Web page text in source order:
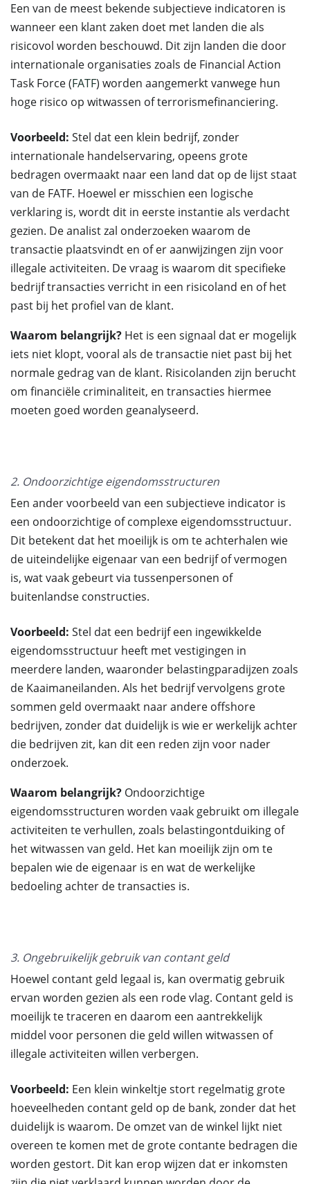
Een van de meest bekende subjectieve indicatoren is
wanneer een klant zaken doet met landen die als
risicovol worden beschouwd. Dit zijn landen die door
internationale organisaties zoals de Financial Action
Task Force (FATF) worden aangemerkt vanwege hun
hoge risico op witwassen of terrorismefinanciering.
Voorbeeld: Stel dat een klein bedrijf, zonder
internationale handelservaring, opeens grote
bedragen overmaakt naar een land dat op de lijst staat
van de FATF. Hoewel er misschien een logische
verklaring is, wordt dit in eerste instantie als verdacht
gezien. De analist zal onderzoeken waarom de
transactie plaatsvindt en of er aanwijzingen zijn voor
illegale activiteiten. De vraag is waarom dit specifieke
bedrijf transacties verricht in een risicoland en of het
past bij het profiel van de klant.
Waarom belangrijk? Het is een signaal dat er mogelijk
iets niet klopt, vooral als de transactie niet past bij het
normale gedrag van de klant. Risicolanden zijn berucht
om financiële criminaliteit, en transacties hiermee
moeten goed worden geanalyseerd.
2. Ondoorzichtige eigendomsstructuren
Een ander voorbeeld van een subjectieve indicator is
een ondoorzichtige of complexe eigendomsstructuur.
Dit betekent dat het moeilijk is om te achterhalen wie
de uiteindelijke eigenaar van een bedrijf of vermogen
is, wat vaak gebeurt via tussenpersonen of
buitenlandse constructies.
Voorbeeld: Stel dat een bedrijf een ingewikkelde
eigendomsstructuur heeft met vestigingen in
meerdere landen, waaronder belastingparadijzen zoals
de Kaaimaneilanden. Als het bedrijf vervolgens grote
sommen geld overmaakt naar andere offshore
bedrijven, zonder dat duidelijk is wie er werkelijk achter
die bedrijven zit, kan dit een reden zijn voor nader
onderzoek.
Waarom belangrijk? Ondoorzichtige
eigendomsstructuren worden vaak gebruikt om illegale
activiteiten te verhullen, zoals belastingontduiking of
het witwassen van geld. Het kan moeilijk zijn om te
bepalen wie de eigenaar is en wat de werkelijke
bedoeling achter de transacties is.
3. Ongebruikelijk gebruik van contant geld
Hoewel contant geld legaal is, kan overmatig gebruik
ervan worden gezien als een rode vlag. Contant geld is
moeilijk te traceren en daarom een aantrekkelijk
middel voor personen die geld willen witwassen of
illegale activiteiten willen verbergen.
Voorbeeld: Een klein winkeltje stort regelmatig grote
hoeveelheden contant geld op de bank, zonder dat het
duidelijk is waarom. De omzet van de winkel lijkt niet
overeen te komen met de grote contante bedragen die
worden gestort. Dit kan erop wijzen dat er inkomsten